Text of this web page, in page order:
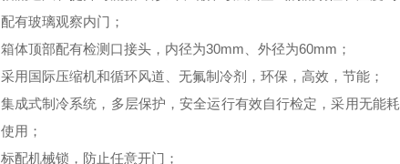
配有玻璃观察内门；
箱体顶部配有检测口接头，内径为30mm、外径为60mm；
采用国际压缩机和循环风道、无氟制冷剂，环保，高效，节能；
集成式制冷系统，多层保护，安全运行有效自行检定，采用无能
使用；
标配机械锁，防止任意开门；